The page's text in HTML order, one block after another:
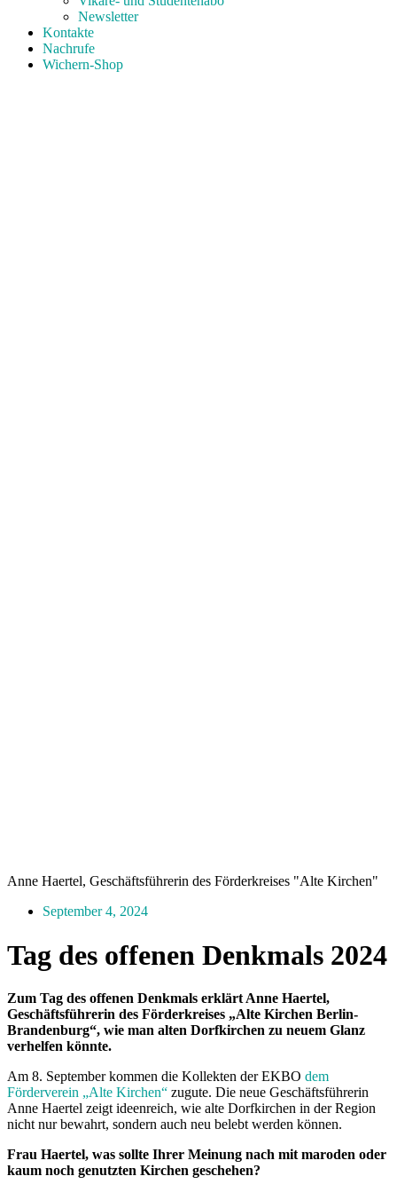
Newsletter
Kontakte
Nachrufe
Wichern-Shop
Anne Haertel, Geschäftsführerin des Förderkreises "Alte Kirchen"
September 4, 2024
Tag des offenen Denkmals 2024
Zum Tag des offenen Denkmals erklärt Anne Haertel,
Geschäftsführerin des Förderkreises „Alte Kirchen Berlin-
Brandenburg“, wie man alten Dorfkirchen zu neuem Glanz
verhelfen könnte.
Am 8. September kommen die Kollekten der EKBO dem
Förderverein „Alte Kirchen“ zugute. Die neue Geschäftsführerin
Anne Haertel zeigt ideenreich, wie alte Dorfkirchen in der Region
nicht nur bewahrt, sondern auch neu belebt werden können.
Frau Haertel, was sollte Ihrer Meinung nach mit maroden oder
kaum noch genutzten Kirchen geschehen?